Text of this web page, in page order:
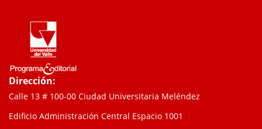
Dirección:
Calle 13 # 100-00 Ciudad Universitaria Meléndez
Edificio Administración Central Espacio 1001